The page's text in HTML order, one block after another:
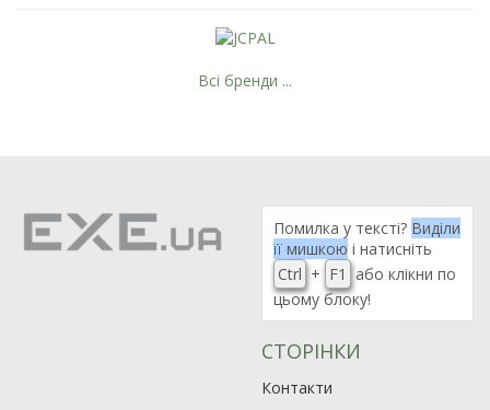
Всі бренди ...
Помилка у тексті? Виділи
її мишкою і натисніть
Ctrl + F1
або клікни по
цьому блоку!
СТОРІНКИ
Контакти